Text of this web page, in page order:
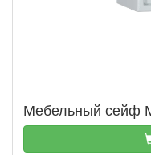
Мебельный сейф